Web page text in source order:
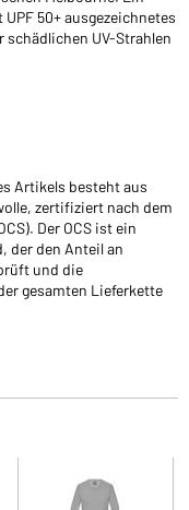
50+ ausgezeichnetes
schädlichen UV-Strahlen
Artikels besteht aus
zertifiziert nach dem
Der OCS ist ein
der den Anteil an
und die
gesamten Lieferkette